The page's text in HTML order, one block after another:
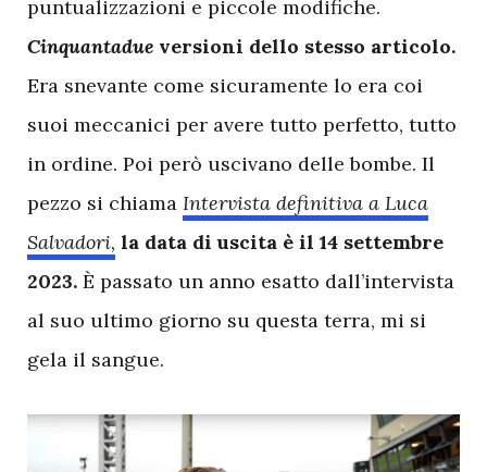
puntualizzazioni e piccole modifiche.
Cinquantadue versioni dello stesso articolo.
Era snevante come sicuramente lo era coi
suoi meccanici per avere tutto perfetto, tutto
in ordine. Poi però uscivano delle bombe. Il
pezzo si chiama Intervista definitiva a Luca
Salvadori, la data di uscita è il 14 settembre
2023. È passato un anno esatto dall’intervista
al suo ultimo giorno su questa terra, mi si
gela il sangue.